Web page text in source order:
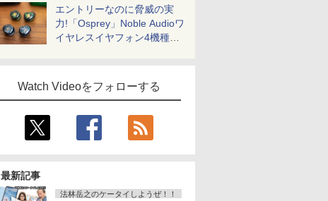
エントリーなのに脅威の実
力!「Osprey」Noble Audioワ
イヤレスイヤフォン4機種を
Watch Videoをフォローする
最新記事
法林岳之のケータイしようぜ！！